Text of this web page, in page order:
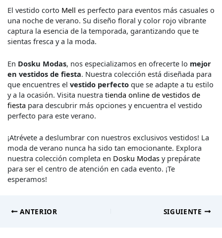
El vestido corto Mell es perfecto para eventos más casuales o
una noche de verano. Su diseño floral y color rojo vibrante
captura la esencia de la temporada, garantizando que te
sientas fresca y a la moda.
En Dosku Modas, nos especializamos en ofrecerte lo mejor
en vestidos de fiesta. Nuestra colección está diseñada para
que encuentres el vestido perfectoque se adapte a tu estilo
y a la ocasión. Visita nuestra tienda online de vestidos de
fiesta para descubrir más opciones y encuentra el vestido
perfecto para este verano.
¡Atrévete a deslumbrar con nuestros exclusivos vestidos! La
moda de verano nunca ha sido tan emocionante. Explora
nuestra colección completa en Dosku Modasy prepárate
para ser el centro de atención en cada evento. ¡Te
esperamos!
ANTERIOR SIGUIENTE